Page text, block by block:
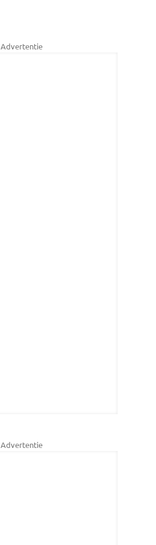
Advertentie
Advertentie